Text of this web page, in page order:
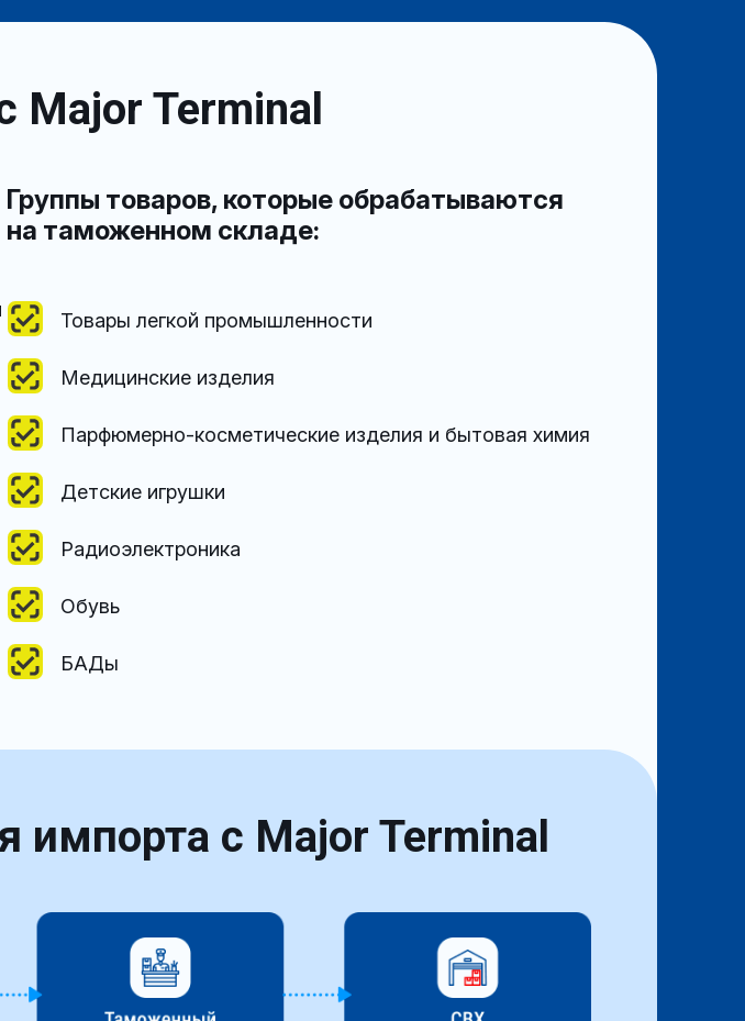
Terminal
Группы товаров, которые обрабатываются
на таможенном складе:
Товары легкой промышленности
Медицинские изделия
Парфюмерно-косметические изделия и бытовая химия
Детские игрушки
Радиоэлектроника
Обувь
БАДы
с Major Terminal